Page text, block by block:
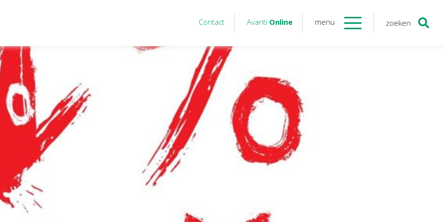
Contact Avanti Online menu zoeken
personeel
advies
Purmerend
Nieuws&informatie
Avanti
Twinfield – Boekhouden
BaseCone – Facturen
Visionplanner – Rapportage
Klantenportaal – Online dossiers
Online Salaris – Salarissen